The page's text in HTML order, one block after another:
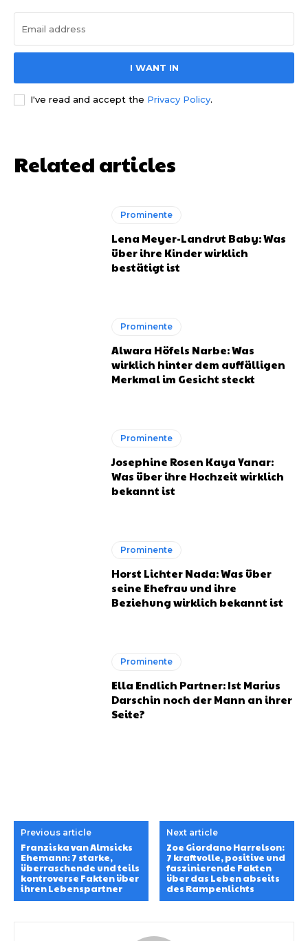
I WANT IN
I've read and accept the Privacy Policy.
Related articles
Prominente
Lena Meyer-Landrut Baby: Was
über ihre Kinder wirklich
bestätigt ist
Prominente
Alwara Höfels Narbe: Was
wirklich hinter dem auffälligen
Merkmal im Gesicht steckt
Prominente
Josephine Rosen Kaya Yanar:
Was über ihre Hochzeit wirklich
bekannt ist
Prominente
Horst Lichter Nada: Was über
seine Ehefrau und ihre
Beziehung wirklich bekannt ist
Prominente
Ella Endlich Partner: Ist Marius
Darschin noch der Mann an ihrer
Seite?
Previous article
Franziska van Almsicks
Ehemann: 7 starke,
überraschende und teils
kontroverse Fakten über
ihren Lebenspartner
Next article
Zoe Giordano Harrelson:
7 kraftvolle, positive und
faszinierende Fakten
über das Leben abseits
des Rampenlichts